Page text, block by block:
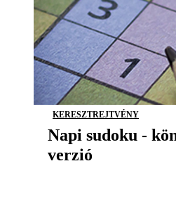
KERESZTREJTVÉNY
Napi sudoku -
verzió